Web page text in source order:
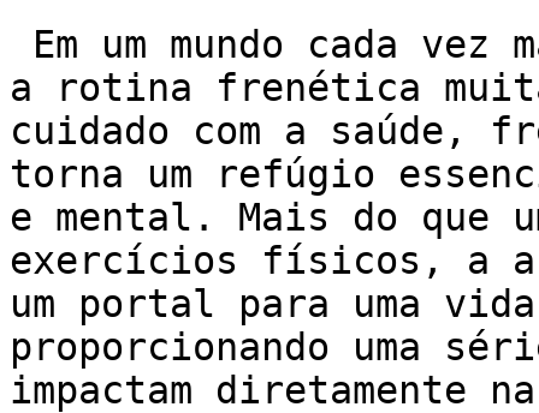
a rotina frenética
cuidado com a saúde,
torna um refúgio
e mental. Mais do que
exercícios físicos, a
um portal para uma
proporcionando uma
impactam diretamente